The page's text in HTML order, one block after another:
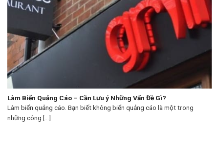
Làm Biển Quảng Cáo – Cần Lưu ý Những Vấn Đề Gì?
Làm biển quảng cáo. Bạn biết không biển quảng cáo là một trong
những công [...]